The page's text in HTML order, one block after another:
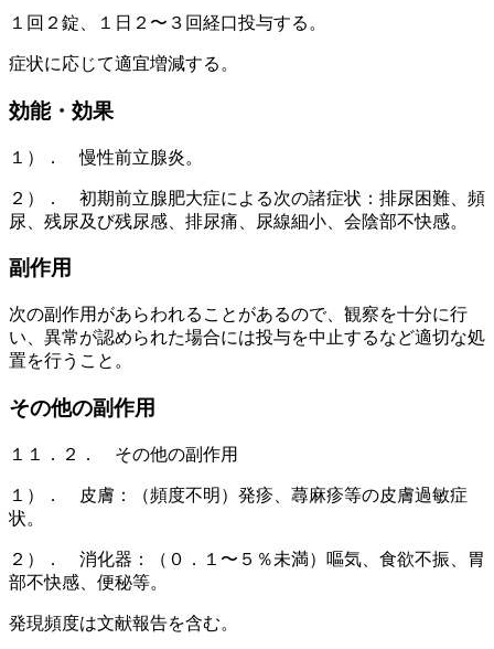
１回２錠、１日２〜３回経口投与する。
症状に応じて適宜増減する。
効能・効果
１）． 慢性前立腺炎。
２）． 初期前立腺肥大症による次の諸症状：排尿困難、頻
尿、残尿及び残尿感、排尿痛、尿線細小、会陰部不快感。
副作用
次の副作用があらわれることがあるので、観察を十分に行
い、異常が認められた場合には投与を中止するなど適切な処
置を行うこと。
その他の副作用
１１．２． その他の副作用
１）． 皮膚：（頻度不明）発疹、蕁麻疹等の皮膚過敏症
状。
２）． 消化器：（０．１〜５％未満）嘔気、食欲不振、胃
部不快感、便秘等。
発現頻度は文献報告を含む。